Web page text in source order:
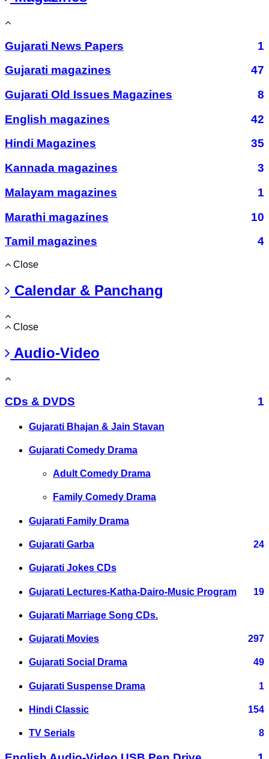
Gujarati News Papers
1
Gujarati magazines
47
Gujarati Old Issues Magazines
8
English magazines
42
Hindi Magazines
35
Kannada magazines
3
Malayam magazines
1
Marathi magazines
10
Tamil magazines
4
Close
Calendar & Panchang
Close
Audio-Video
CDs & DVDS 1
Gujarati Bhajan & Jain Stavan
Gujarati Comedy Drama
Adult Comedy Drama
Family Comedy Drama
Gujarati Family Drama
Gujarati Garba 24
Gujarati Jokes CDs
Gujarati Lectures-Katha-Dairo-Music Program 19
Gujarati Marriage Song CDs.
Gujarati Movies 297
Gujarati Social Drama 49
Gujarati Suspense Drama 1
Hindi Classic 154
TV Serials 8